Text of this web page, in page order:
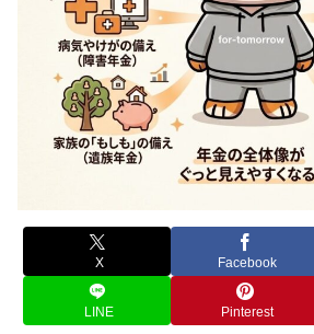
X Facebook
LINE Pinterest